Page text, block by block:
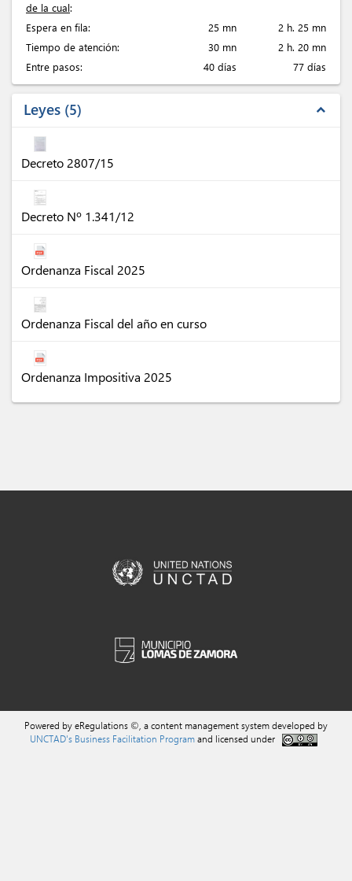
de la cual:
Espera en fila:
25 mn
2 h. 25 mn
Tiempo de atención:
30 mn
2 h. 20 mn
Entre pasos:
40 días 77 días
Leyes 5 expand_less
Decreto 2807/15
Decreto Nº 1.341/12
Ordenanza Fiscal 2025
Ordenanza Fiscal del año en curso
Ordenanza Impositiva 2025
Powered by eRegulations ©, a content management system developed by
UNCTAD's Business Facilitation Programand licensed under